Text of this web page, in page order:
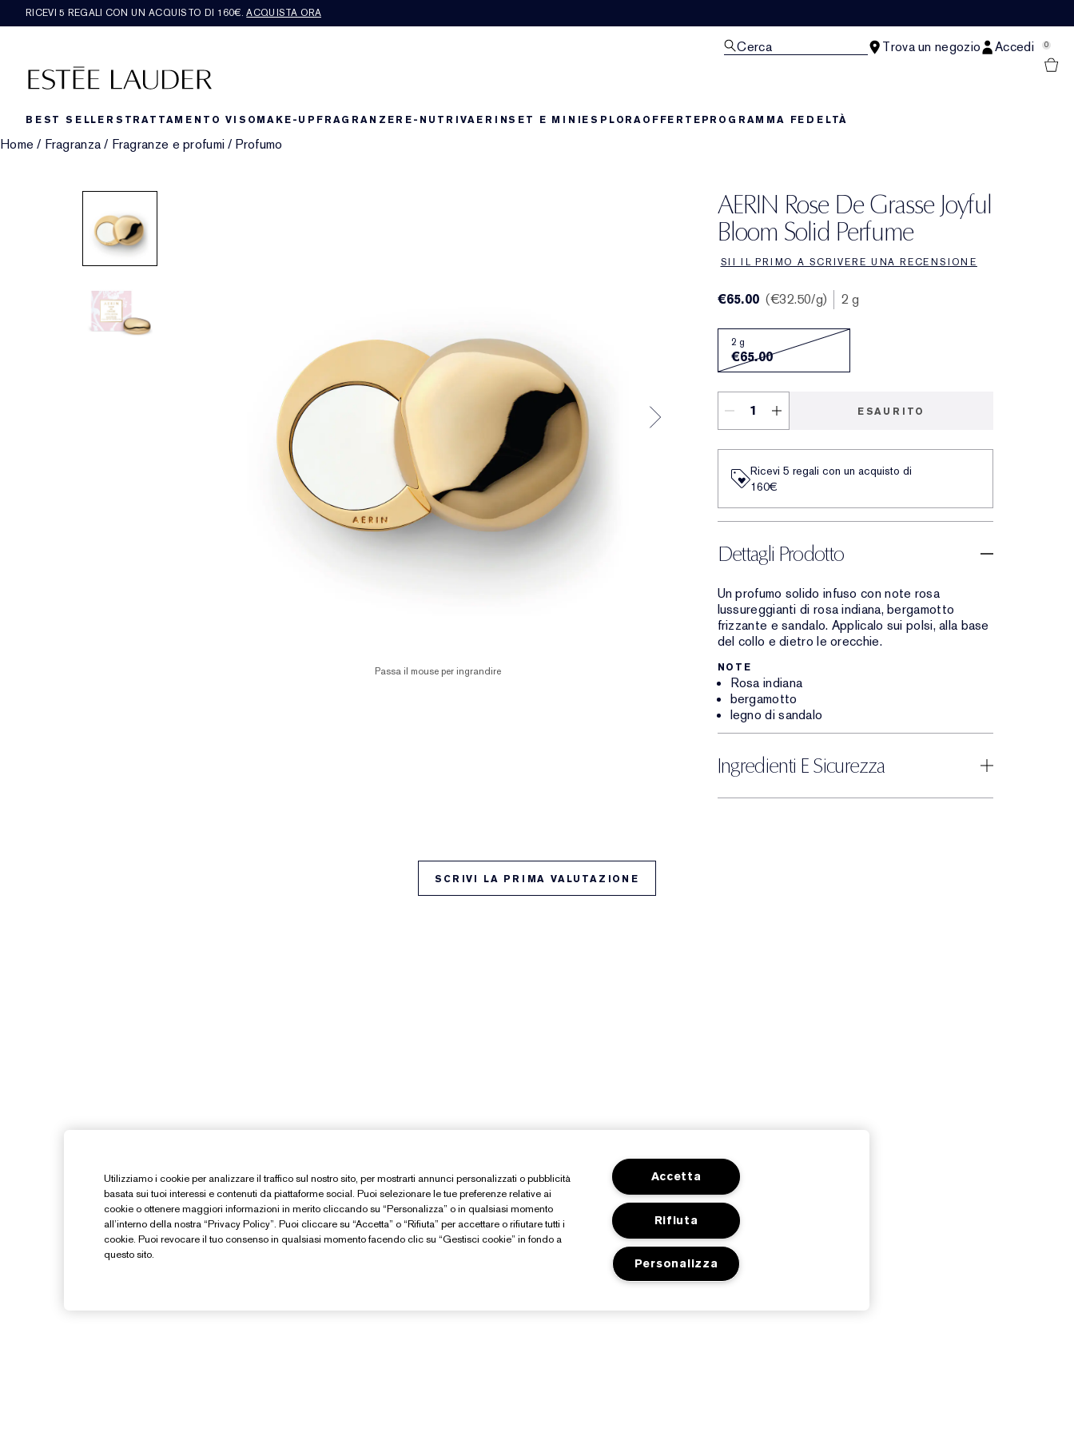
RICEVI 5 REGALI CON UN ACQUISTO DI 160€.ACQUISTA ORA
Cerca Trova un negozio Accedi 0
BEST SELLERS TRATTAMENTO VISOMAKE-UP FRAGRANZERE-NUTRIVAERINSET E MINIESPLORAOFFERTEPROGRAMMA FEDELTÀ
Home / Fragranza / Fragranze e profumi / Profumo
AERIN Rose De Grasse Joyful
Bloom Solid Perfume
SII IL PRIMO A SCRIVERE UNA RECENSIONE
Passa il mouse per ingrandire
€65.00 €32.50/g 2 g
2 g
€65.00
ESAURITO
Ricevi 5 regali con un acquisto di
160€
Dettagli Prodotto
Un profumo solido infuso con note rosa
lussureggianti di rosa indiana, bergamotto
frizzante e sandalo. Applicalo sui polsi, alla base
del collo e dietro le orecchie.
NOTE
Rosa indiana
bergamotto
legno di sandalo
Ingredienti E Sicurezza
SCRIVI LA PRIMA VALUTAZIONE
Utilizziamo i cookie per analizzare il traffico sul nostro sito, per mostrarti annunci personalizzati o pubblicità
basata sui tuoi interessi e contenuti da piattaforme social. Puoi selezionare le tue preferenze relative ai
cookie o ottenere maggiori informazioni in merito cliccando su “Personalizza” o in qualsiasi momento
all’interno della nostra “Privacy Policy”. Puoi cliccare su “Accetta” o “Rifiuta” per accettare o rifiutare tutti i
cookie. Puoi revocare il tuo consenso in qualsiasi momento facendo clic su “Gestisci cookie” in fondo a
questo sito.
Accetta
Rifiuta
Personalizza